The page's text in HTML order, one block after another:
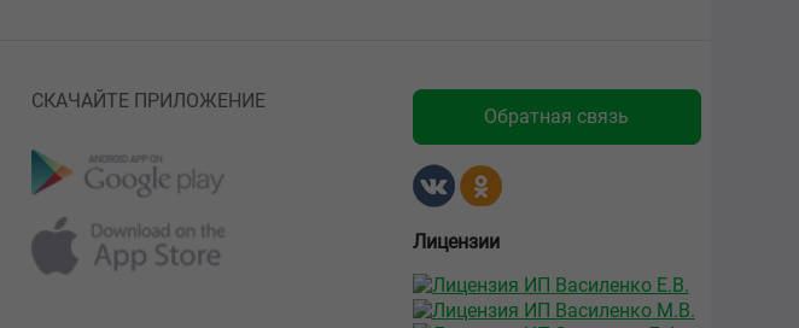
СКАЧАЙТЕ ПРИЛОЖЕНИЕ
Обратная связь
Лицензии